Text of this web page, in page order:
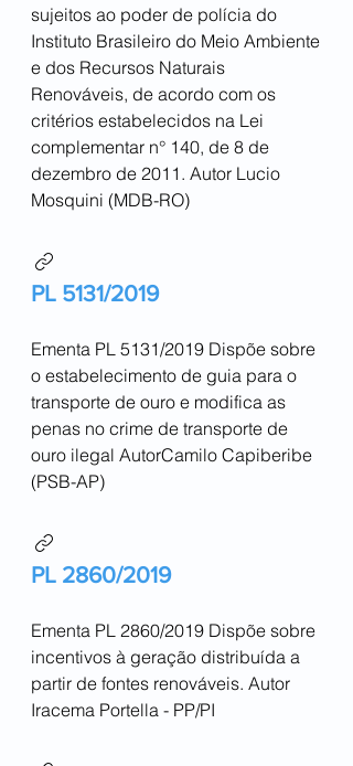
sujeitos ao poder de polícia do
Instituto Brasileiro do Meio Ambiente
e dos Recursos Naturais
Renováveis, de acordo com os
critérios estabelecidos na Lei
complementar n° 140, de 8 de
dezembro de 2011. Autor Lucio
Mosquini (MDB-RO)
PL 5131/2019
Ementa PL 5131/2019 Dispõe sobre
o estabelecimento de guia para o
transporte de ouro e modifica as
penas no crime de transporte de
ouro ilegal AutorCamilo Capiberibe
(PSB-AP)
PL 2860/2019
Ementa PL 2860/2019 Dispõe sobre
incentivos à geração distribuída a
partir de fontes renováveis. Autor
Iracema Portella - PP/PI